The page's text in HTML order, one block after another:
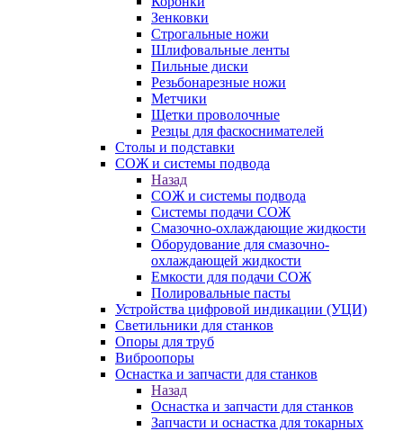
Зенковки
Строгальные ножи
Шлифовальные ленты
Пильные диски
Резьбонарезные ножи
Метчики
Щетки проволочные
Резцы для фаскоснимателей
Столы и подставки
СОЖ и системы подвода
Назад
СОЖ и системы подвода
Системы подачи СОЖ
Смазочно-охлаждающие жидкости
Оборудование для смазочно-
охлаждающей жидкости
Емкости для подачи СОЖ
Полировальные пасты
Устройства цифровой индикации (УЦИ)
Светильники для станков
Опоры для труб
Виброопоры
Оснастка и запчасти для станков
Назад
Оснастка и запчасти для станков
Запчасти и оснастка для токарных